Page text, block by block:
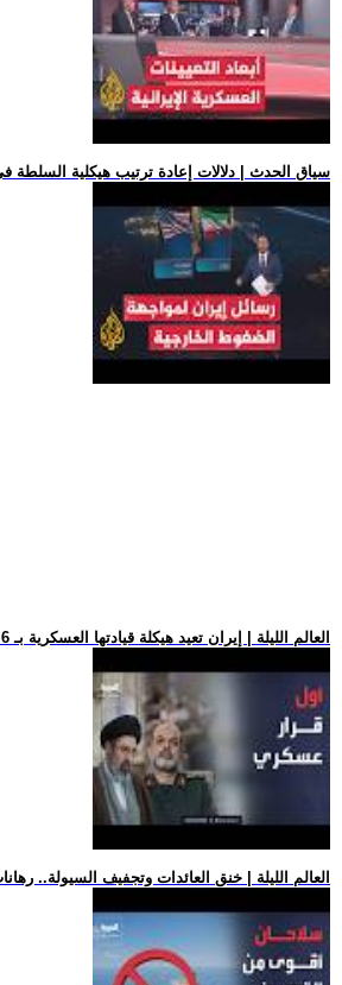
.. سياق الحدث | دلالات إعادة ترتيب هيكلية السلطة
.. العالم الليلة | إيران تعيد هيكلة قيادتها العسكرية بـ 6 تعيين
.. العالم الليلة | خنق العائدات وتجفيف السيولة..